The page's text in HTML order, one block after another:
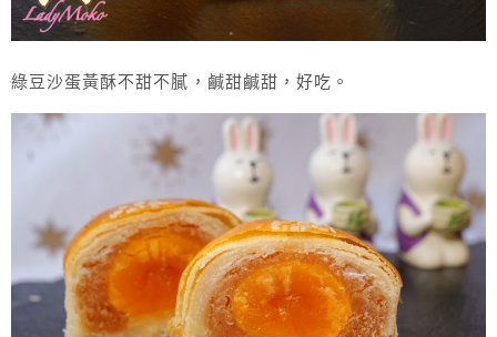
綠豆沙蛋黃酥不甜不膩，鹹甜鹹甜，好吃。